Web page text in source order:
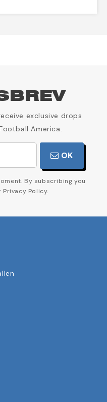
exclusive drops
America.
OK
By subscribing you
Policy.